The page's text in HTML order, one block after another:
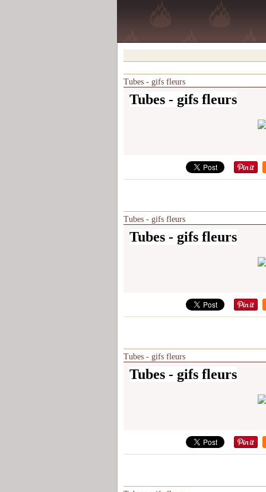
Tubes - gifs fleurs
Tubes - gifs fleurs
Tubes - gifs fleurs
Tubes - gifs fleurs
Tubes - gifs fleurs
Tubes - gifs fleurs